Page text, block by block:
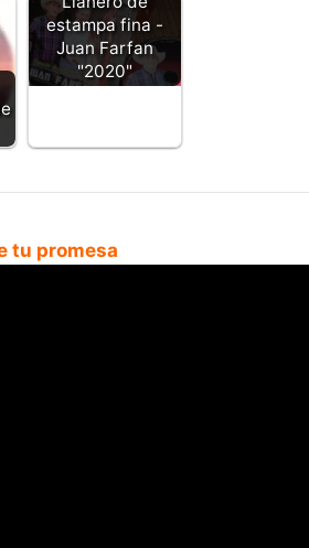
estampa fina -
Juan Farfan
"2020"
tu promesa